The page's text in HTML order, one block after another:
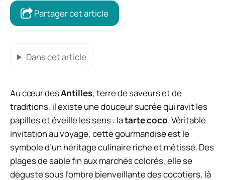
Partager cet article
Dans cet article
Au cœur desAntilles, terre de saveurs et de
traditions, il existe une douceur sucrée qui ravit les
papilles et éveille les sens : latarte coco. Véritable
invitation au voyage, cette gourmandise est le
symbole d’un héritage culinaire riche et métissé. Des
plages de sable fin aux marchés colorés, elle se
déguste sous l’ombre bienveillante des cocotiers, là